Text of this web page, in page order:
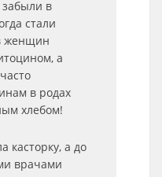
забыли в
стали
женщин
а
в родах
хлебом!
касторку, а до
врачами